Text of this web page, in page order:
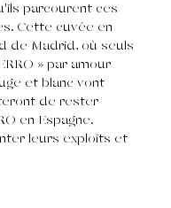
parcourent ces
Cette cuvée en
de Madrid, où seuls
» par amour
et blanc vont
de rester
en Espagne.
leurs exploits et